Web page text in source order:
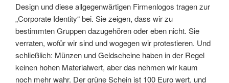
Design und diese allgegenwärtigen Firmenlogos tragen zur
„Corporate Identity“ bei. Sie zeigen, dass wir zu
bestimmten Gruppen dazugehören oder eben nicht. Sie
verraten, wofür wir sind und wogegen wir protestieren. Und
schließlich: Münzen und Geldscheine haben in der Regel
keinen hohen Materialwert, aber das nehmen wir kaum
noch mehr wahr. Der grüne Schein ist 100 Euro wert, und